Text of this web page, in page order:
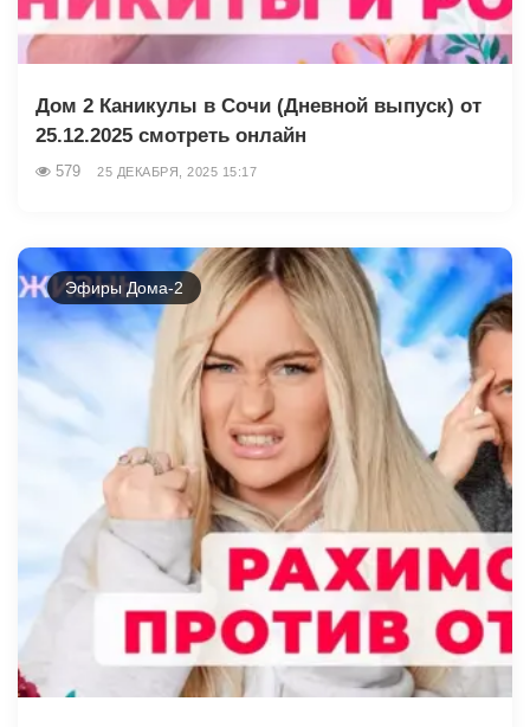
Дом 2 Каникулы в Сочи (Дневной выпуск) от
25.12.2025 смотреть онлайн
579 25 ДЕКАБРЯ, 2025 15:17
Эфиры Дома-2